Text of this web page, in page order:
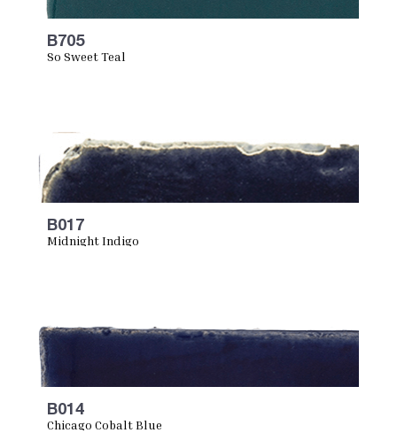
B705
So Sweet Teal
B017
Midnight Indigo
B014
Chicago Cobalt Blue